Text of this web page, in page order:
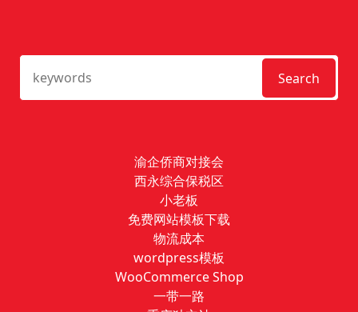
Search
渝企侨商对接会
西永综合保税区
小老板
免费网站模板下载
物流成本
wordpress模板
WooCommerce Shop
一带一路